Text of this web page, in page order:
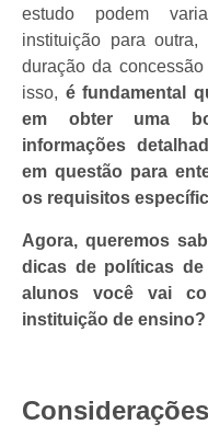
estudo podem
instituição para
duração da
isso, é fundamental
em obter uma
informações
em questão para
os requisitos
Agora, queremos
dicas de políticas
alunos você vai
instituição de ensino?